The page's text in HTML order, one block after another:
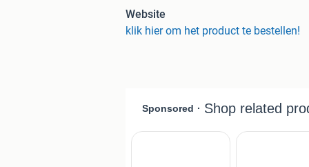
kroeg, pub, cafetaria, snackbar,
relatiegeschenk, verjaardag cadeau,
Algemene informatie:
Website
klik hier om het product te bestellen!